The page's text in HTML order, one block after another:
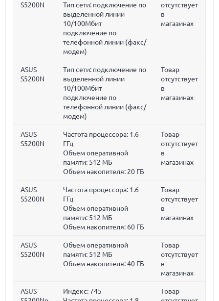
S5200N
Тип сети: подключение по
выделенной линии
10/100Мбит
подключение по
телефонной линии (факс/
модем)
отсутствует
в
магазинах
ASUS
S5200N
Тип сети: подключение по
выделенной линии
10/100Мбит
подключение по
телефонной линии (факс/
модем)
Товар
отсутствует
в
магазинах
ASUS
S5200N
Частота процессора: 1.6
ГГц
Объем оперативной
памяти: 512 МБ
Объем накопителя: 20 ГБ
Товар
отсутствует
в
магазинах
ASUS
S5200N
Частота процессора: 1.6
ГГц
Объем оперативной
памяти: 512 МБ
Объем накопителя: 60 ГБ
Товар
отсутствует
в
магазинах
ASUS
S5200N
Объем оперативной
памяти: 512 МБ
Объем накопителя:40 ГБ
Товар
отсутствует
в
магазинах
ASUS
Индекс: 745
Товар